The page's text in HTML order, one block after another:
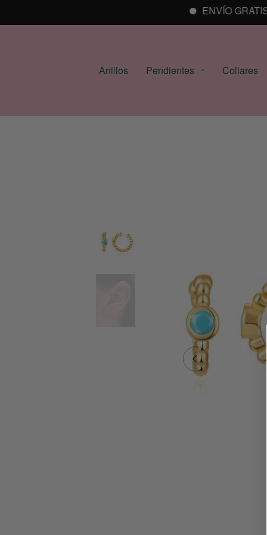
ENVÍO GRATIS
Anillos Pendientes Collares